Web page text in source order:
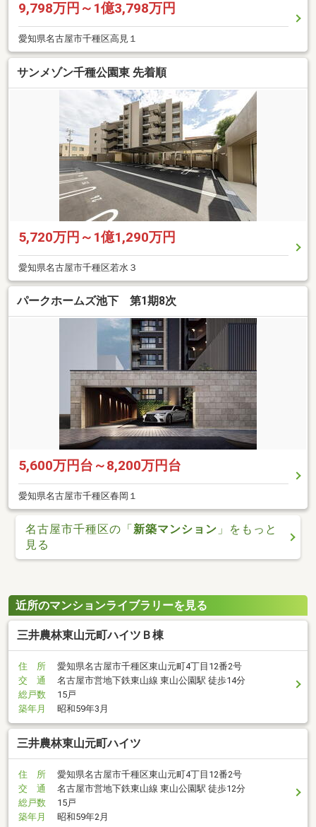
9,798万円～1億3,798万円
愛知県名古屋市千種区高見１
サンメゾン千種公園東 先着順
5,720万円～1億1,290万円
愛知県名古屋市千種区若水３
パークホームズ池下 第1期8次
5,600万円台～8,200万円台
愛知県名古屋市千種区春岡１
名古屋市千種区の「新築マンション 」をもっと
見る
近所のマンションライブラリーを見る
三井農林東山元町ハイツＢ棟
住 所
愛知県名古屋市千種区東山元町4丁目12番2号
交 通
名古屋市営地下鉄東山線 東山公園駅 徒歩14分
総戸数
15戸
築年月
昭和59年3月
三井農林東山元町ハイツ
住 所
愛知県名古屋市千種区東山元町4丁目12番2号
交 通
名古屋市営地下鉄東山線 東山公園駅 徒歩12分
総戸数
15戸
築年月
昭和59年2月